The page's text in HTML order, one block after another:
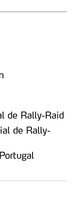
de Rally-Raid
de Rally-